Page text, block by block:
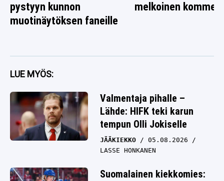
pystyyn kunnon
muotinäytöksen faneille
melkoinen
LUE MYÖS:
Valmentaja pihalle –
Lähde: HIFK teki karun
tempun Olli Jokiselle
JÄÄKIEKKO
05.08.2026
LASSE HONKANEN
Suomalainen kiekkomies: